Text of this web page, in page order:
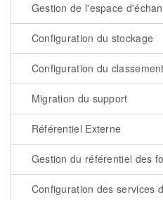
Gestion de l'espace
Configuration du stockage
Configuration du
Migration du support
Référentiel Externe
Gestion du référentiel des
Configuration des services